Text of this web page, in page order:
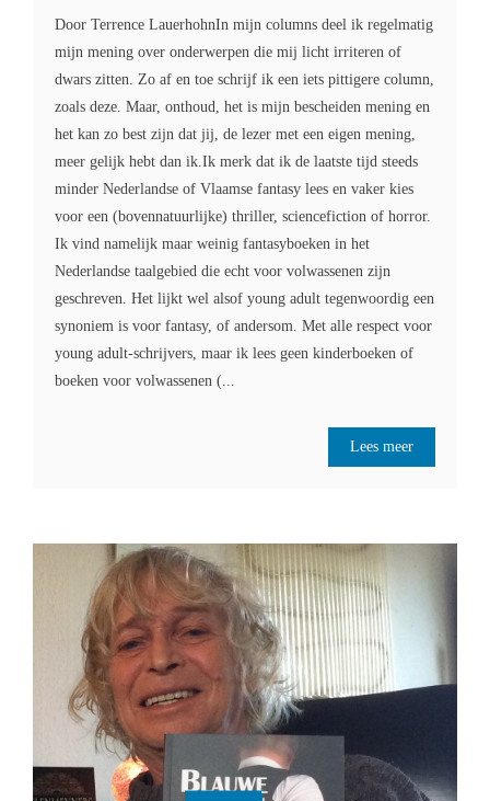
Door Terrence LauerhohnIn mijn columns deel ik regelmatig
mijn mening over onderwerpen die mij licht irriteren of
dwars zitten. Zo af en toe schrijf ik een iets pittigere column,
zoals deze. Maar, onthoud, het is mijn bescheiden mening en
het kan zo best zijn dat jij, de lezer met een eigen mening,
meer gelijk hebt dan ik.Ik merk dat ik de laatste tijd steeds
minder Nederlandse of Vlaamse fantasy lees en vaker kies
voor een (bovennatuurlijke) thriller, sciencefiction of horror.
Ik vind namelijk maar weinig fantasyboeken in het
Nederlandse taalgebied die echt voor volwassenen zijn
geschreven. Het lijkt wel alsof young adult tegenwoordig een
synoniem is voor fantasy, of andersom. Met alle respect voor
young adult-schrijvers, maar ik lees geen kinderboeken of
boeken voor volwassenen (...
Lees meer